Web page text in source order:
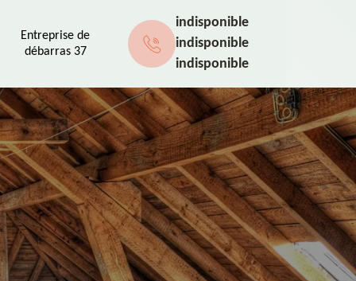
Entreprise de
débarras 37
indisponible
indisponible
indisponible